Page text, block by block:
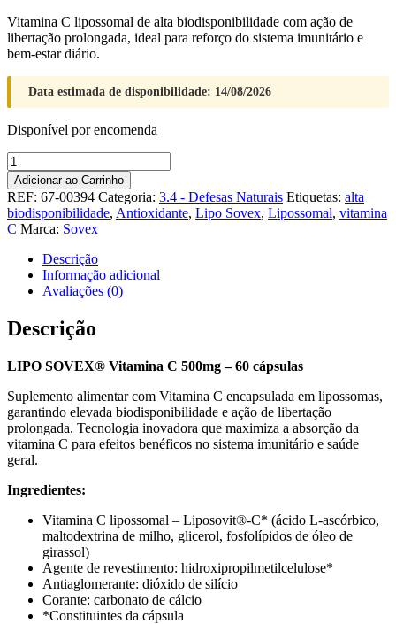
Vitamina C lipossomal de alta biodisponibilidade com ação de
libertação prolongada, ideal para reforço do sistema imunitário e
bem-estar diário.
Data estimada de disponibilidade: 14/08/2026
Disponível por encomenda
Quantidade
de
Lipo
Sovex
Vitamina
C
500MG
Adicionar ao Carrinho
REF: 67-00394 Categoria: 3.4 - Defesas Naturais Etiquetas: alta
biodisponibilidade, Antioxidante, Lipo Sovex, Lipossomal, vitamina
C Marca: Sovex
Descrição
Informação adicional
Avaliações (0)
Descrição
LIPO SOVEX® Vitamina C 500mg – 60 cápsulas
Suplemento alimentar com Vitamina C encapsulada em lipossomas,
garantindo elevada biodisponibilidade e ação de libertação
prolongada. Tecnologia inovadora que maximiza a absorção da
vitamina C para efeitos benéficos no sistema imunitário e saúde
geral.
Ingredientes:
Vitamina C lipossomal – Liposovit®-C* (ácido L-ascórbico,
maltodextrina de milho, glicerol, fosfolípidos de óleo de
girassol)
Agente de revestimento: hidroxipropilmetilcelulose*
Antiaglomerante: dióxido de silício
Corante: carbonato de cálcio
*Constituintes da cápsula